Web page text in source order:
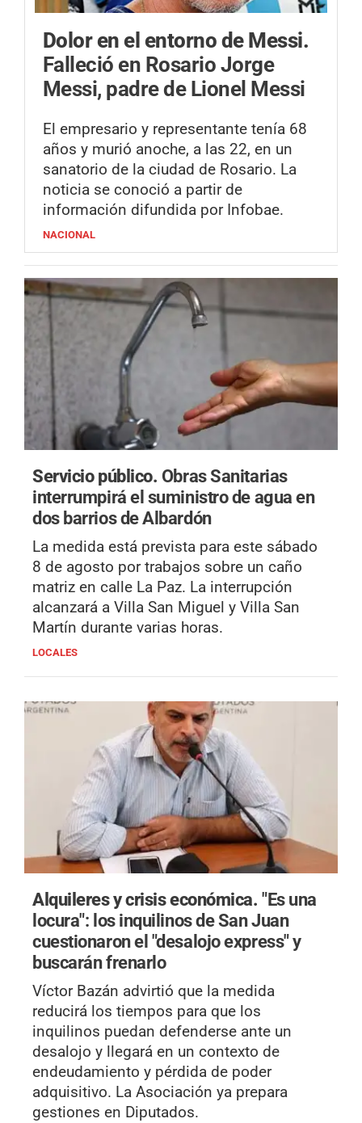
Dolor en el entorno de Messi.
Falleció en Rosario Jorge
Messi, padre de Lionel Messi
El empresario y representante tenía 68
años y murió anoche, a las 22, en un
sanatorio de la ciudad de Rosario. La
noticia se conoció a partir de
información difundida por Infobae.
NACIONAL
Servicio público. Obras Sanitarias
interrumpirá el suministro de agua en
dos barrios de Albardón
La medida está prevista para este sábado
8 de agosto por trabajos sobre un caño
matriz en calle La Paz. La interrupción
alcanzará a Villa San Miguel y Villa San
Martín durante varias horas.
LOCALES
Alquileres y crisis económica."Es una
locura": los inquilinos de San Juan
cuestionaron el "desalojo express" y
buscarán frenarlo
Víctor Bazán advirtió que la medida
reducirá los tiempos para que los
inquilinos puedan defenderse ante un
desalojo y llegará en un contexto de
endeudamiento y pérdida de poder
adquisitivo. La Asociación ya prepara
gestiones en Diputados.